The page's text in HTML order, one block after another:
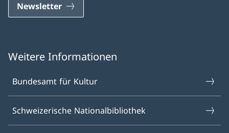
Newsletter
Weitere Informationen
Bundesamt für Kultur
Schweizerische Nationalbibliothek